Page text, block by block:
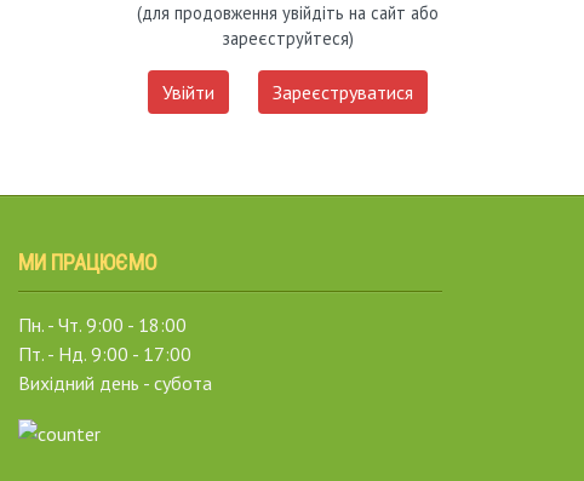
(для продовження увійдіть на сайт або
зареєструйтеся)
Увійти Зареєструватися
МИ ПРАЦЮЄМО
Пн. - Чт. 9:00 - 18:00
Пт. - Нд. 9:00 - 17:00
Вихідний день - субота